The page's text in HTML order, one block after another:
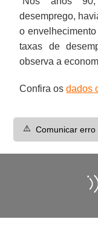
desemprego,
o
taxas de
observa a
Confira osdados
⚠️ Comunicar erro